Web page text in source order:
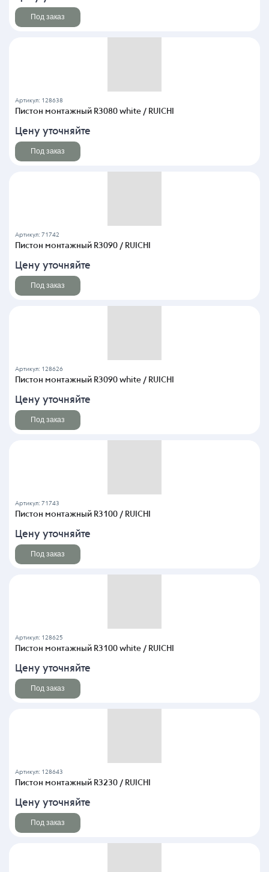
Под заказ
Артикул: 128638
Пистон монтажный R3080 white / RUICHI
Цену уточняйте
Под заказ
Артикул: 71742
Пистон монтажный R3090 / RUICHI
Цену уточняйте
Под заказ
Артикул: 128626
Пистон монтажный R3090 white / RUICHI
Цену уточняйте
Под заказ
Артикул: 71743
Пистон монтажный R3100 / RUICHI
Цену уточняйте
Под заказ
Артикул: 128625
Пистон монтажный R3100 white / RUICHI
Цену уточняйте
Под заказ
Артикул: 128643
Пистон монтажный R3230 / RUICHI
Цену уточняйте
Под заказ